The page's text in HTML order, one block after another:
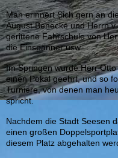
Man erinnert Sich gern an
August Benecke und Herrn
gerittene Fahrschule von
die Einspänner usw
Im Springen wurde Herr
einen Pokal geehrt, und so
Turniere, von denen man
spricht.
Nachdem die Stadt Seesen
einen großen
diesem Platz abgehalten